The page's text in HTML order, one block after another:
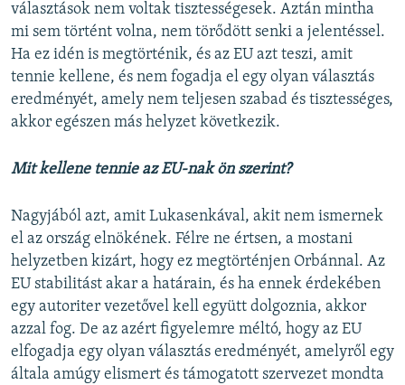
választások nem voltak tisztességesek. Aztán mintha
mi sem történt volna, nem törődött senki a jelentéssel.
Ha ez idén is megtörténik, és az EU azt teszi, amit
tennie kellene, és nem fogadja el egy olyan választás
eredményét, amely nem teljesen szabad és tisztességes,
akkor egészen más helyzet következik.
Mit kellene tennie az EU-nak ön szerint?
Nagyjából azt, amit Lukasenkával, akit nem ismernek
el az ország elnökének. Félre ne értsen, a mostani
helyzetben kizárt, hogy ez megtörténjen Orbánnal. Az
EU stabilitást akar a határain, és ha ennek érdekében
egy autoriter vezetővel kell együtt dolgoznia, akkor
azzal fog. De az azért figyelemre méltó, hogy az EU
elfogadja egy olyan választás eredményét, amelyről egy
általa amúgy elismert és támogatott szervezet mondta